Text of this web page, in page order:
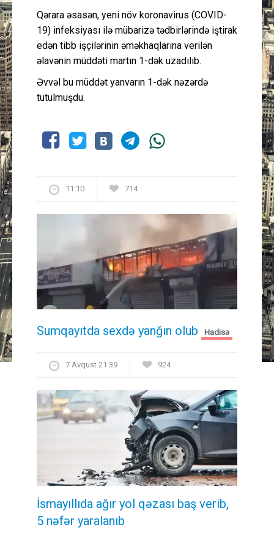
Qərara əsasən, yeni növ koronavirus (COVID-
19) infeksiyası ilə mübarizə tədbirlərində iştirak
edən tibb işçilərinin əməkhaqlarına verilən
əlavənin müddəti martın 1-dək uzadılıb.
Əvvəl bu müddət yanvarın 1-dək nəzərdə
tutulmuşdu.
11:10 714
Sumqayıtda sexdə yanğın olub Hadisə
7 Avqust 21:39 924
İsmayıllıda ağır yol qəzası baş verib,
5 nəfər yaralanıb